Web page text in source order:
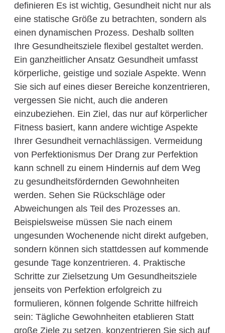
definieren Es ist wichtig, Gesundheit nicht nur als
eine statische Größe zu betrachten, sondern als
einen dynamischen Prozess. Deshalb sollten
Ihre Gesundheitsziele flexibel gestaltet werden.
Ein ganzheitlicher Ansatz Gesundheit umfasst
körperliche, geistige und soziale Aspekte. Wenn
Sie sich auf eines dieser Bereiche konzentrieren,
vergessen Sie nicht, auch die anderen
einzubeziehen. Ein Ziel, das nur auf körperlicher
Fitness basiert, kann andere wichtige Aspekte
Ihrer Gesundheit vernachlässigen. Vermeidung
von Perfektionismus Der Drang zur Perfektion
kann schnell zu einem Hindernis auf dem Weg
zu gesundheitsfördernden Gewohnheiten
werden. Sehen Sie Rückschläge oder
Abweichungen als Teil des Prozesses an.
Beispielsweise müssen Sie nach einem
ungesunden Wochenende nicht direkt aufgeben,
sondern können sich stattdessen auf kommende
gesunde Tage konzentrieren. 4. Praktische
Schritte zur Zielsetzung Um Gesundheitsziele
jenseits von Perfektion erfolgreich zu
formulieren, können folgende Schritte hilfreich
sein: Tägliche Gewohnheiten etablieren Statt
große Ziele zu setzen, konzentrieren Sie sich auf